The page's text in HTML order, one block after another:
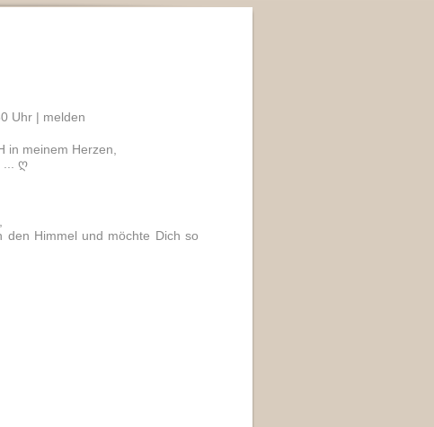
Uhr | melden
in meinem Herzen,
... ღ
den Himmel und möchte Dich so